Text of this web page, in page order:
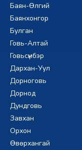
Баян-Өлгий
Баянхонгор
Булган
Говь-Алтай
Говьсүмбэр
Дархан-Уул
Дорноговь
Дорнод
Дундговь
Завхан
Орхон
Өвөрхангай